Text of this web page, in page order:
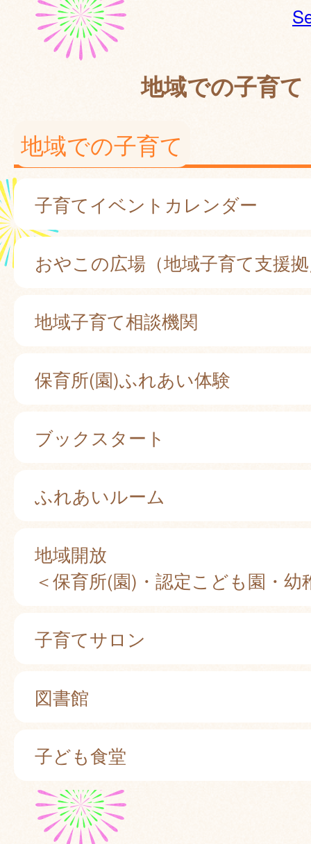
地域での子育て
地域での子育て
子育てイベントカレンダー
おやこの広場（地域子育て支援
地域子育て相談機関
保育所(園)ふれあい体験
ブックスタート
ふれあいルーム
地域開放
＜保育所(園)・認定こども園・幼
子育てサロン
図書館
子ども食堂